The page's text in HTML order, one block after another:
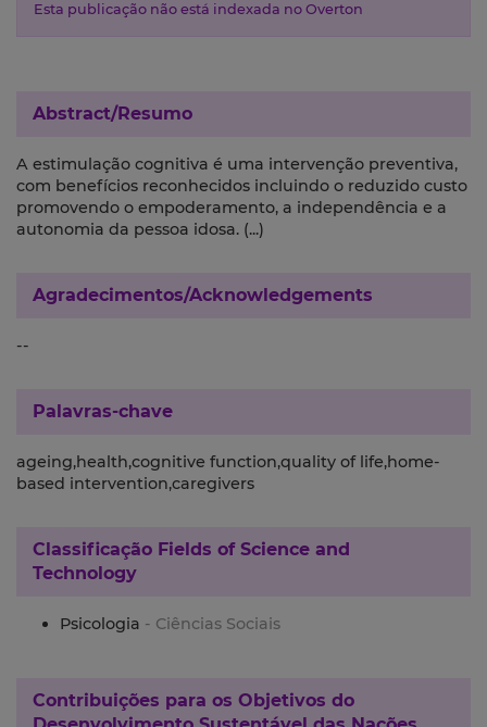
Esta publicação não está indexada no Overton
Abstract/Resumo
A estimulação cognitiva é uma intervenção preventiva,
com benefícios reconhecidos incluindo o reduzido custo
promovendo o empoderamento, a independência e a
autonomia da pessoa idosa. (...)
Agradecimentos/Acknowledgements
--
Palavras-chave
ageing,health,cognitive function,quality of life,home-
based intervention,caregivers
Classificação Fields of Science and
Technology
Psicologia - Ciências Sociais
Contribuições para os Objetivos do